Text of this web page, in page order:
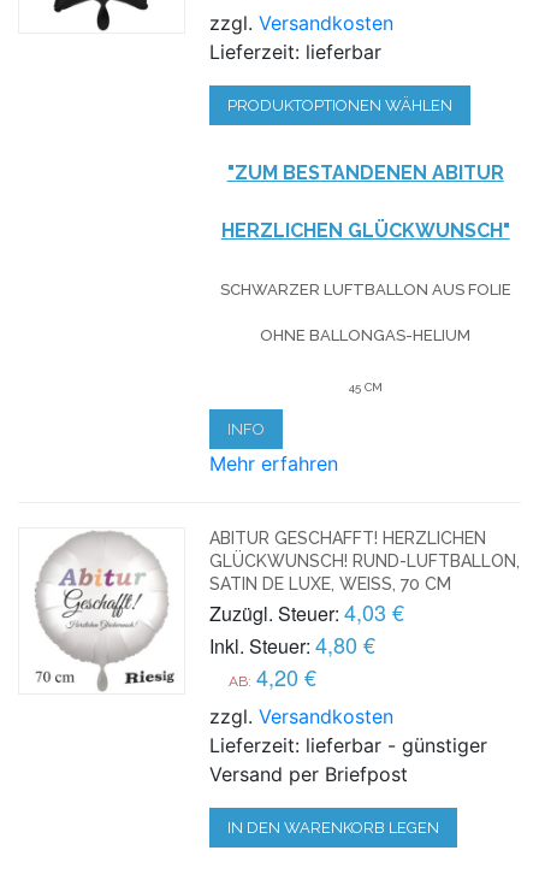
zzgl.Versandkosten
Lieferzeit: lieferbar
PRODUKTOPTIONEN WÄHLEN
"ZUM BESTANDENEN ABITUR
HERZLICHEN GLÜCKWUNSCH"
SCHWARZER LUFTBALLON AUS FOLIE
OHNE BALLONGAS-HELIUM
45 CM
INFO
Mehr erfahren
ABITUR GESCHAFFT! HERZLICHEN
GLÜCKWUNSCH! RUND-LUFTBALLON,
SATIN DE LUXE, WEISS, 70 CM
Zuzügl. Steuer: 4,03 €
Inkl. Steuer: 4,80 €
AB: 4,20 €
zzgl.Versandkosten
Lieferzeit: lieferbar - günstiger
Versand per Briefpost
IN DEN WARENKORB LEGEN